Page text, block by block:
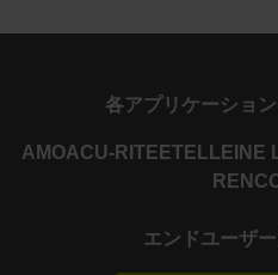
各アプリケーショ
AMOACU-RITE ETEL LEINE
エンドユーザ